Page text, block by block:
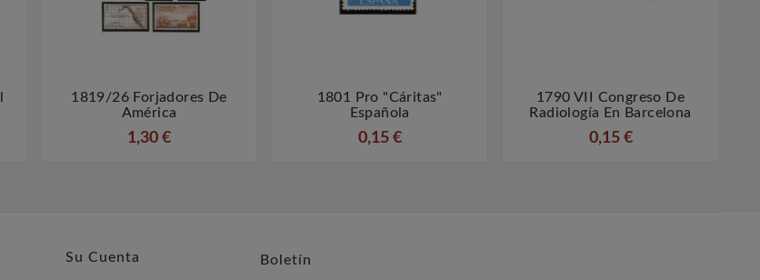
 
1819/26 Forjadores De
América
1,30 €
 
1801 Pro "Cáritas"
Española
0,15 €
 
1790 VII Congreso De
Radiología En Barcelona
0,15 €
Su Cuenta Boletín